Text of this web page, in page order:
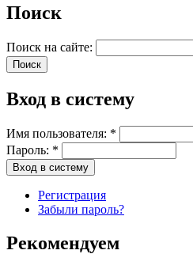
Поиск
Поиск на сайте:
Вход в систему
Имя пользователя: *
Пароль: *
Регистрация
Забыли пароль?
Рекомендуем